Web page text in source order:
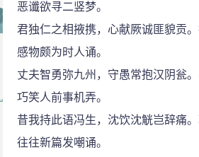
恶谶欲寻二竖梦。
君独仁之相掖携，心献厥诚匪貌贡。
感物颇为时人诵。
丈夫智勇弥九州，守愚常抱汉阴瓮。
巧笑人前事机弄。
昔我持此语冯生，沈饮沈觥岂辞痛。
往往新篇发嘲诵。